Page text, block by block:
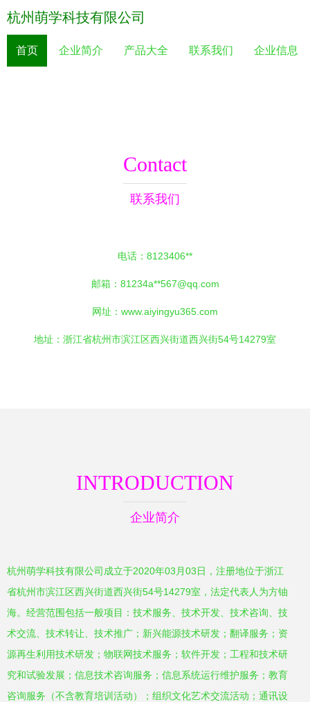
杭州萌学科技有限公司
首页 企业简介 产品大全 联系我们 企业信息
Contact
联系我们
电话：8123406**
邮箱：81234a**567@qq.com
网址： www.aiyingyu365.com
地址：浙江省杭州市滨江区西兴街道西兴街54号14279室
INTRODUCTION
企业简介
杭州萌学科技有限公司成立于2020年03月03日，注册地位于浙江
省杭州市滨江区西兴街道西兴街54号14279室，法定代表人为方铀
海。经营范围包括一般项目：技术服务、技术开发、技术咨询、技
术交流、技术转让、技术推广；新兴能源技术研发；翻译服务；资
源再生利用技术研发；物联网技术服务；软件开发；工程和技术研
究和试验发展；信息技术咨询服务；信息系统运行维护服务；教育
咨询服务（不含教育培训活动）；组织文化艺术交流活动；通讯设